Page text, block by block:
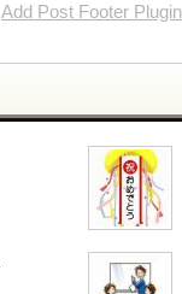
Add Post Footer Plugin